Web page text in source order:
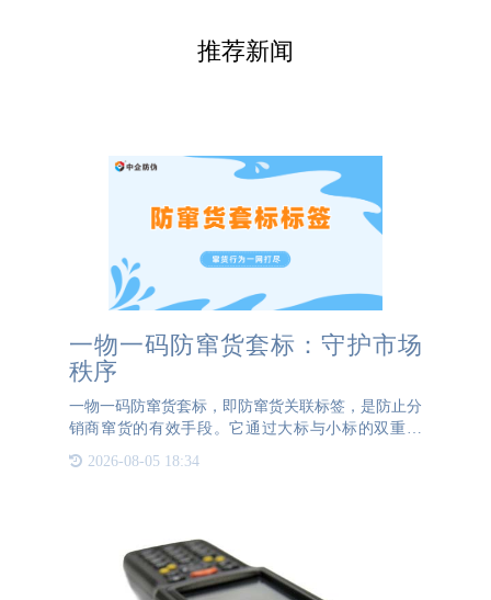
推荐新闻
一物一码防窜货套标：守护市场
秩序
一物一码防窜货套标，即防窜货关联标签，是防止分
销商窜货的有效手段。它通过大标与小标的双重关
上，而小标则贴于每个瓶子上，两者相互关联，共同
2026-08-05 18:34